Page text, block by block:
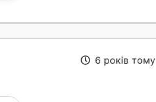
6 років тому